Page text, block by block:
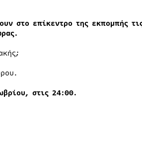
στο επίκεντρο της εκπομπής
, στις 24:00.